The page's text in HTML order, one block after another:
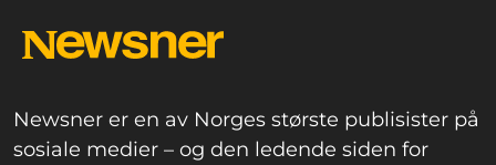
Newsner er en av Norges største publisister på
sosiale medier – og den ledende siden for